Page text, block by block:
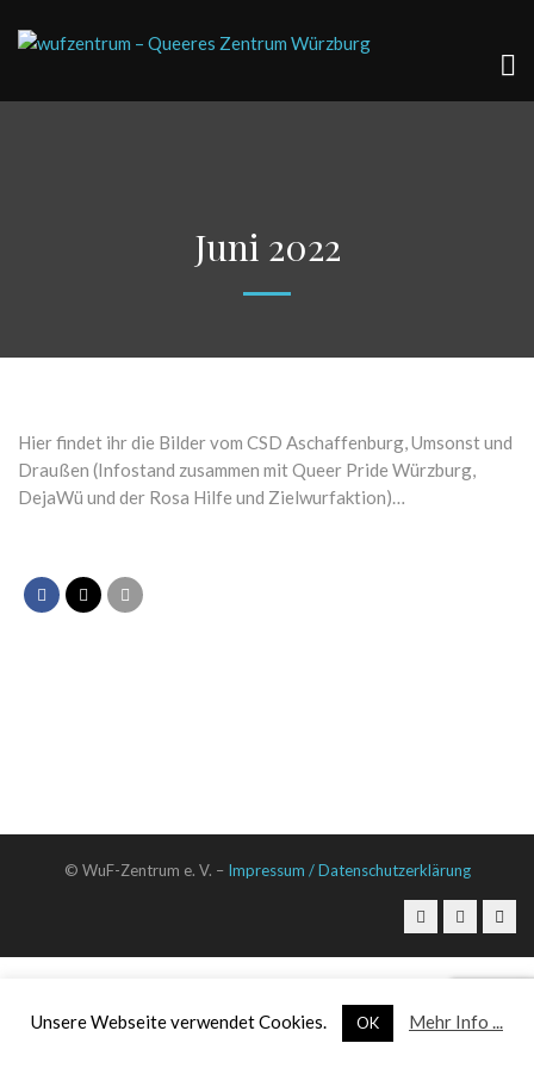
Juni 2022
Hier findet ihr die Bilder vom CSD Aschaffenburg, Umsonst und
Draußen (Infostand zusammen mit Queer Pride Würzburg,
DejaWü und der Rosa Hilfe und Zielwurfaktion)…
© WuF-Zentrum e. V. – Impressum / Datenschutzerklärung
Unsere Webseite verwendet Cookies. OK Mehr Info ...